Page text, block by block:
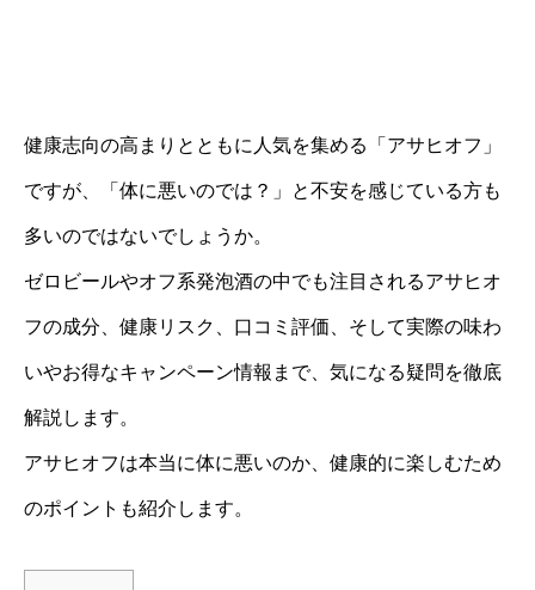
健康志向の高まりとともに人気を集める「アサヒオフ」
ですが、「体に悪いのでは？」と不安を感じている方も
多いのではないでしょうか。
ゼロビールやオフ系発泡酒の中でも注目されるアサヒオ
フの成分、健康リスク、口コミ評価、そして実際の味わ
いやお得なキャンペーン情報まで、気になる疑問を徹底
解説します。
アサヒオフは本当に体に悪いのか、健康的に楽しむため
のポイントも紹介します。